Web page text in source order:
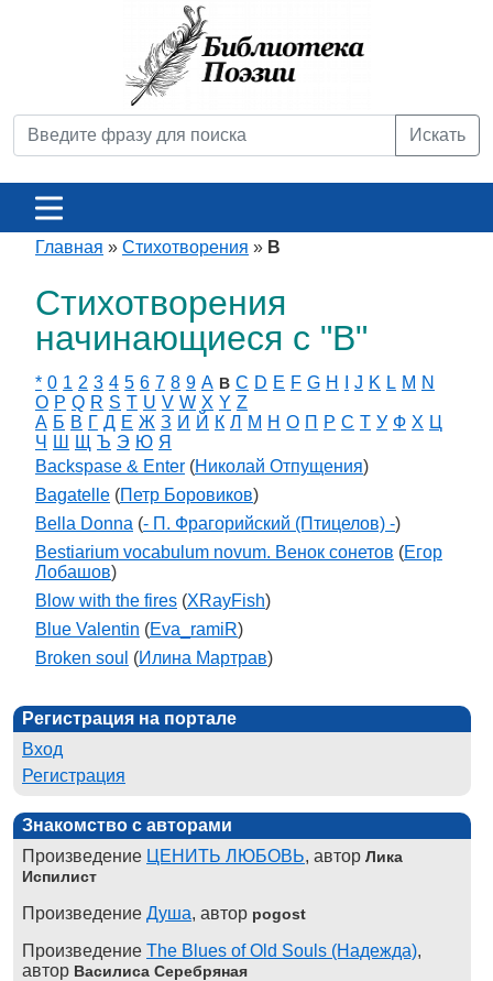
Искать
Главная » Стихотворения » B
Стихотворения
начинающиеся с "B"
* 0 1 2 3 4 5 6 7 8 9 A B C D E F G H J K L M N
O P Q R S T U V W X Y Z
А Б В Г Д Е Ж З И Й К Л М Н О П Р С Т У Ф Х Ц
Ч
Ш Щ Ъ Э Ю Я
Backspase & Enter (Николай Отпущения)
Bagatelle (Петр Боровиков)
Bella Donna (- П. Фрагорийский (Птицелов) -)
Bestiarium vocabulum novum. Венок сонетов (Егор
Лобашов)
Blow with the fires (XRayFish)
Blue Valentin (Eva_ramiR)
Broken soul (Илина Мартрав)
Регистрация на портале
Вход
Регистрация
Знакомство с авторами
Произведение ЦЕНИТЬ ЛЮБОВЬ, автор Лика
Испилист
Произведение Душа, автор pogost
Произведение The Blues of Old Souls (Надежда),
автор Василиса Серебряная